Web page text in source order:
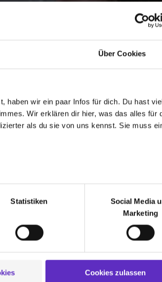
Über Cookies
haben wir ein paar Infos für dich. Du hast
Wir erklären dir hier, was das alles für
als du sie von uns kennst. Sie muss
um von dir bei Benutzung der
Zugriffe auf unsere Webseite zu analysieren
an unsere Partner für soziale Medien,
(„Social Media und Marketing“).
zusammen, die du ihnen bereitgestellt hast
und Marketing“ bist du auch damit
Videos oder Posts) angezeigt und hierfür
Statistiken
Social Media
Marketing
Cookies zulassen
Sozialassistent/in
Schulische Ausbildung